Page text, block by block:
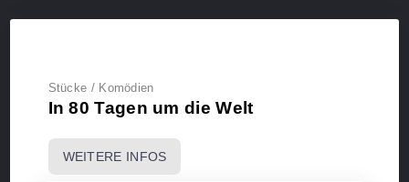
Stücke / Komödien
In 80 Tagen um die Welt
WEITERE INFOS